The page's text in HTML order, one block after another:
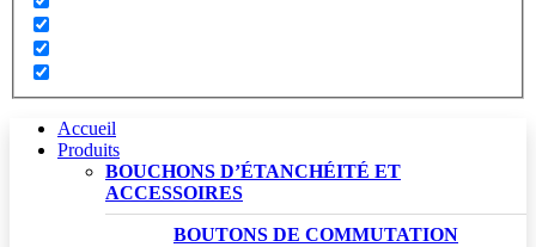
Accueil
Produits
BOUCHONS D’ÉTANCHÉITÉ ET
ACCESSOIRES
BOUTONS DE COMMUTATION